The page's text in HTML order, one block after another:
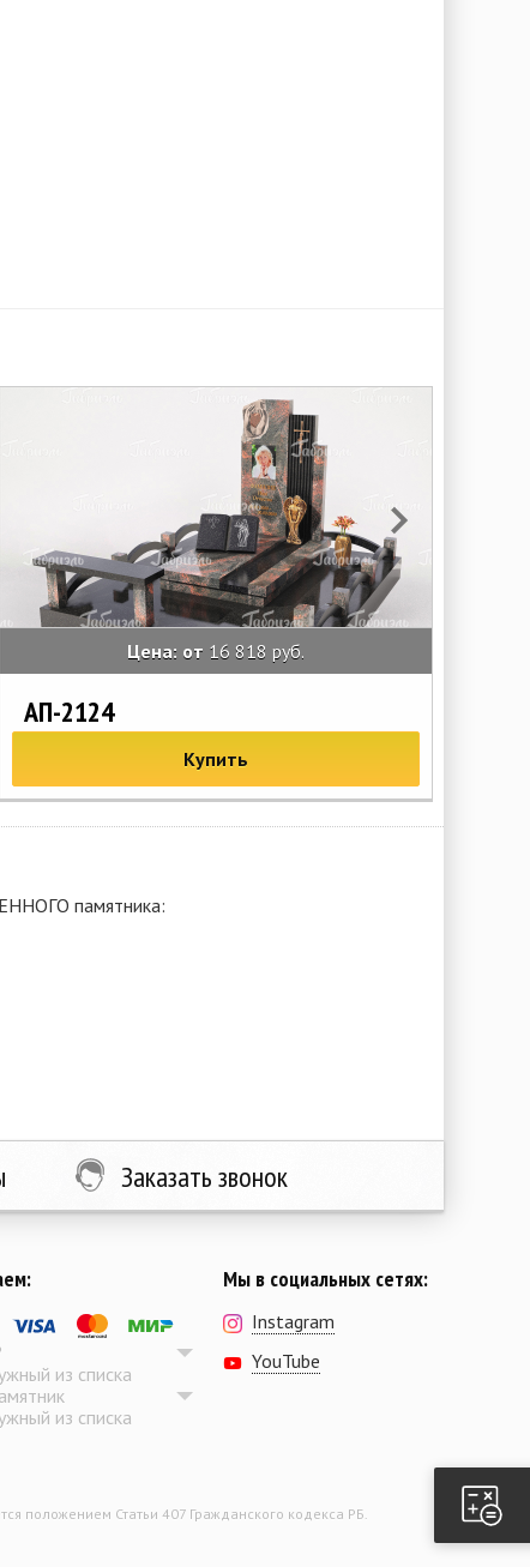
Цена: от 16 818 руб.
АП-2124
Купить
памятника:
Заказать звонок
из списка
из списка
Мы в социальных сетях:
Instagram
YouTube
положением Статьи 407 Гражданского кодекса РБ.